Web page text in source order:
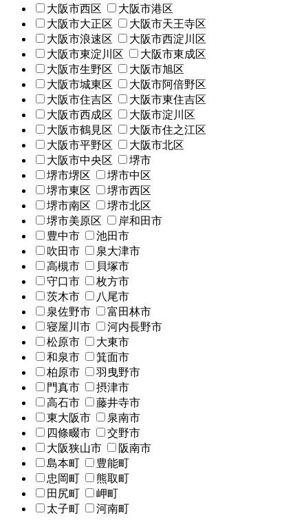
大阪市西区
大阪市港区
大阪市大正区
大阪市天王寺区
大阪市浪速区
大阪市西淀川区
大阪市東淀川区
大阪市東成区
大阪市生野区
大阪市旭区
大阪市城東区
大阪市阿倍野区
大阪市住吉区
大阪市東住吉区
大阪市西成区
大阪市淀川区
大阪市鶴見区
大阪市住之江区
大阪市平野区
大阪市北区
大阪市中央区
堺市
堺市堺区
堺市中区
堺市東区
堺市西区
堺市南区
堺市北区
堺市美原区
岸和田市
豊中市
池田市
吹田市
泉大津市
高槻市
貝塚市
守口市
枚方市
茨木市
八尾市
泉佐野市
富田林市
寝屋川市
河内長野市
松原市
大東市
和泉市
箕面市
柏原市
羽曳野市
門真市
摂津市
高石市
藤井寺市
東大阪市
泉南市
四條畷市
交野市
大阪狭山市
阪南市
島本町
豊能町
忠岡町
熊取町
田尻町
岬町
太子町
河南町